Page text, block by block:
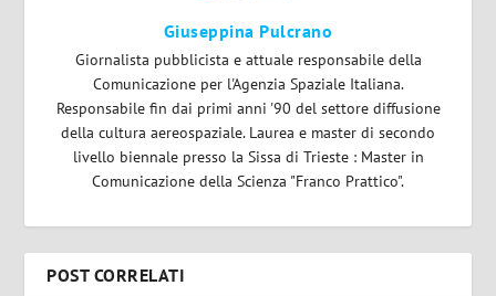
Giuseppina Pulcrano
Giornalista pubblicista e attuale responsabile della
Comunicazione per l'Agenzia Spaziale Italiana.
Responsabile fin dai primi anni '90 del settore diffusione
della cultura aereospaziale. Laurea e master di secondo
livello biennale presso la Sissa di Trieste : Master in
Comunicazione della Scienza "Franco Prattico".
POST CORRELATI